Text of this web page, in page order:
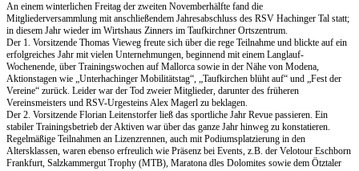
An einem winterlichen Freitag der zweiten Novemberhälfte fand die
Mitgliederversammlung mit anschließendem Jahresabschluss des RSV Hachinger Tal statt;
in diesem Jahr wieder im Wirtshaus Zinners im Taufkirchner Ortszentrum.
Der 1. Vorsitzende Thomas Vieweg freute sich über die rege Teilnahme und blickte auf ein
erfolgreiches Jahr mit vielen Unternehmungen, beginnend mit einem Langlauf-
Wochenende, über Trainingswochen auf Mallorca sowie in der Nähe von Modena,
Aktionstagen wie „Unterhachinger Mobilitätstag“, „Taufkirchen blüht auf“ und „Fest der
Vereine“ zurück. Leider war der Tod zweier Mitglieder, darunter des früheren
Vereinsmeisters und RSV-Urgesteins Alex Magerl zu beklagen.
Der 2. Vorsitzende Florian Leitenstorfer ließ das sportliche Jahr Revue passieren. Ein
stabiler Trainingsbetrieb der Aktiven war über das ganze Jahr hinweg zu konstatieren.
Regelmäßige Teilnahmen an Lizenzrennen, auch mit Podiumsplatzierung in den
Altersklassen, waren ebenso erfreulich wie Präsenz bei Events, z.B. der Velotour Eschborn
Frankfurt, Salzkammergut Trophy (MTB), Maratona dles Dolomites sowie dem Ötztaler